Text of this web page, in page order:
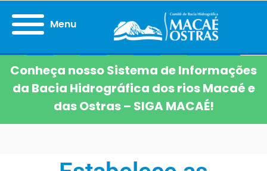
Menu
Conheça nosso Sistema de Informações
da Bacia Hidrográfica dos rios Macaé e
das Ostras – SIGA MACAÉ!